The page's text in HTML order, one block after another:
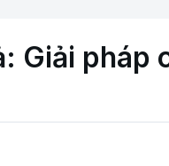
Giải pháp